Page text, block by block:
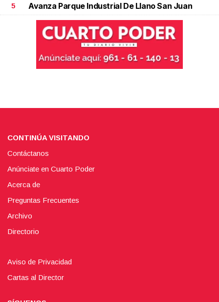
5 Avanza Parque Industrial De Llano San Juan
CONTINÚA VISITANDO
Contáctanos
Anúnciate en Cuarto Poder
Acerca de
Preguntas Frecuentes
Archivo
Directorio
Aviso de Privacidad
Cartas al Director